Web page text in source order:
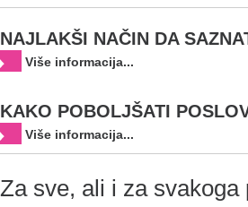
NAJLAKŠI NAČIN DA
Više informacija...
KAKO POBOLJŠATI
Više informacija...
Za sve, ali i za svakoga